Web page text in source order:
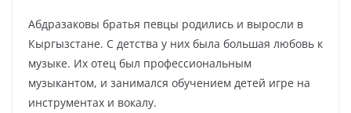
Абдразаковы братья певцы родились и выросли в
Кыргызстане. С детства у них была большая любовь к
музыке. Их отец был профессиональным
музыкантом, и занимался обучением детей игре на
инструментах и вокалу.